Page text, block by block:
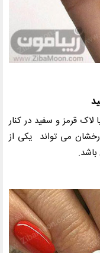
قرمز و سفید در کنار
می تواند یکی از
باشد.